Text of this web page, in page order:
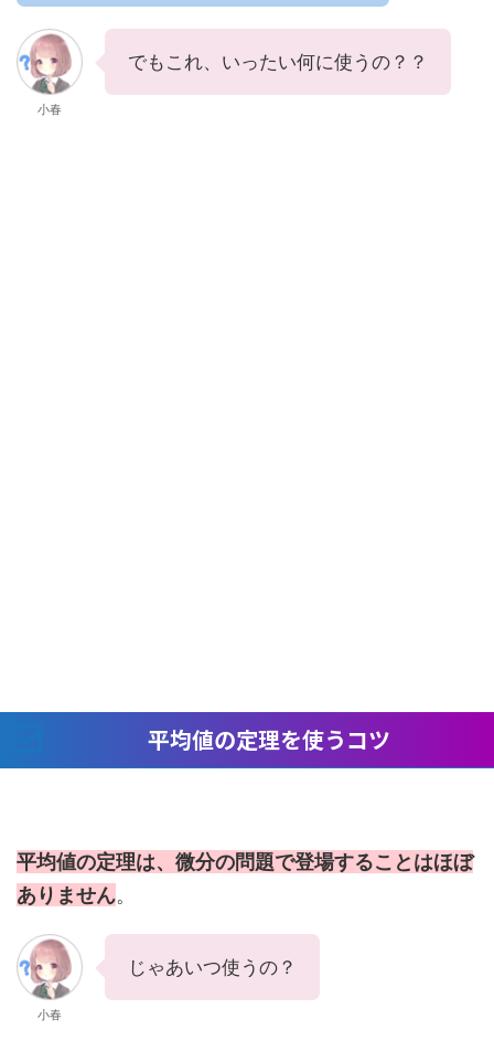
小春
でもこれ、いったい何に使うの？？
平均値の定理を使うコツ
平均値の定理は、微分の問題で登場することはほぼ
ありません。
小春
じゃあいつ使うの？